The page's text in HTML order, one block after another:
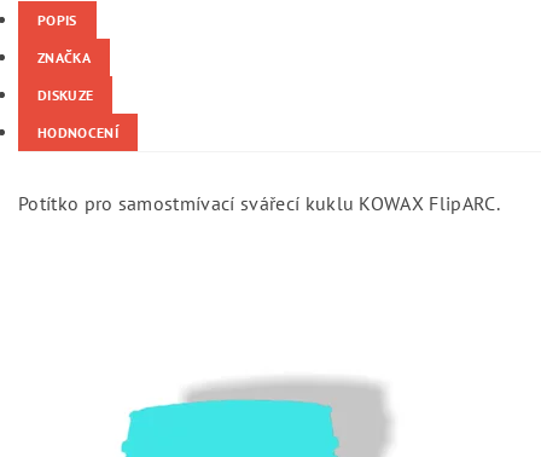
POPIS
ZNAČKA
DISKUZE
HODNOCENÍ
Potítko pro samostmívací svářecí kuklu KOWAX FlipARC.